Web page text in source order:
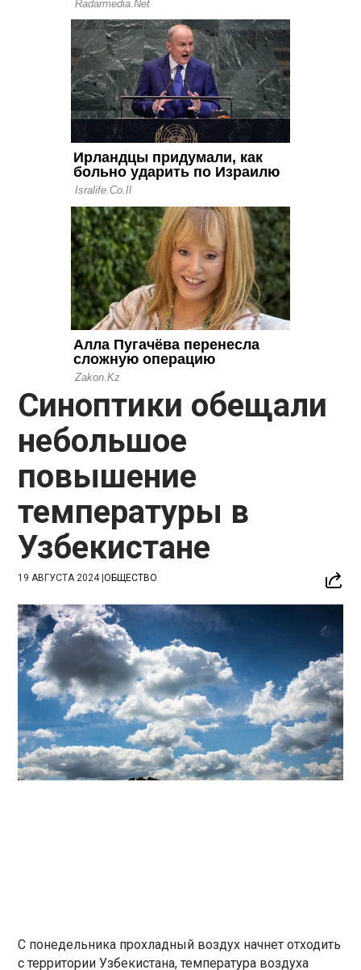
Синоптики обещали
небольшое
повышение
температуры в
Узбекистане
19 АВГУСТА 2024|ОБЩЕСТВО
С понедельника прохладный воздух начнет отходить
с территории Узбекистана, температура воздуха